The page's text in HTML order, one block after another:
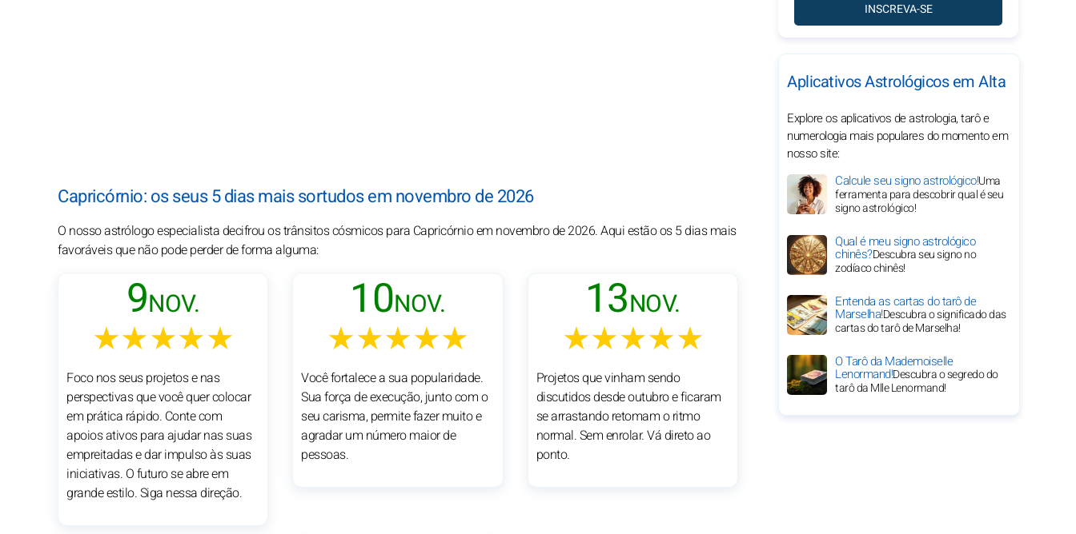
Capricórnio: os seus 5 dias mais sortudos em novembro de 2026
O nosso astrólogo especialista decifrou os trânsitos cósmicos para Capricórnio em novembro de 2026. Aqui estão os 5 dias mais
favoráveis que não pode perder de forma alguma:
9NOV.
★★★★★
Foco nos seus projetos e nas
perspectivas que você quer colocar
em prática rápido. Conte com
apoios ativos para ajudar nas suas
empreitadas e dar impulso às suas
iniciativas. O futuro se abre em
grande estilo. Siga nessa direção.
10NOV.
★★★★★
Você fortalece a sua popularidade.
Sua força de execução, junto com o
seu carisma, permite fazer muito e
agradar um número maior de
pessoas.
13NOV.
★★★★★
Projetos que vinham sendo
discutidos desde outubro e ficaram
se arrastando retomam o ritmo
normal. Sem enrolar. Vá direto ao
ponto.
INSCREVA-SE
Aplicativos Astrológicos em Alta
Explore os aplicativos de astrologia, tarô e
numerologia mais populares do momento em
nosso site:
Calcule seu signo astrológico!Uma
ferramenta para descobrir qual é seu
signo astrológico!
Qual é meu signo astrológico
chinês?Descubra seu signo no
zodíaco chinês!
Entenda as cartas do tarô de
Marselha!Descubra o significado das
cartas do tarô de Marselha!
O Tarô da Mademoiselle
Lenormand!Descubra o segredo do
tarô da Mlle Lenormand!